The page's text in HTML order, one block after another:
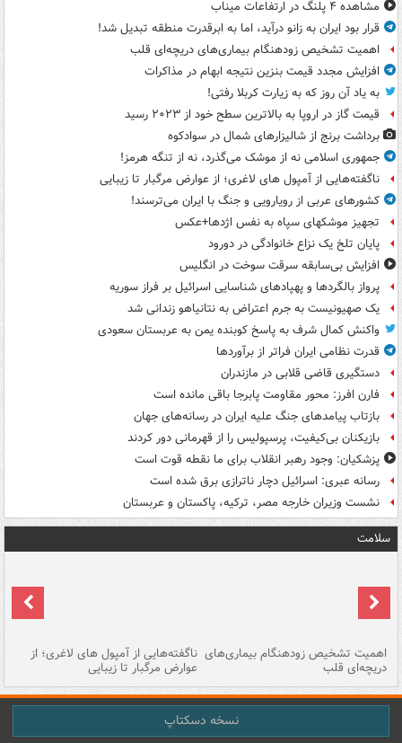
مشاهده ۴ پلنگ در ارتفاعات میناب
قرار بود ایران به زانو درآید، اما به ابرقدرت منطقه تبدیل شد!
اهمیت تشخیص زودهنگام بیماری‌های دریچه‌ای قلب
افزایش مجدد قیمت بنزین نتیجه ابهام در مذاکرات
به یاد آن روز که به زیارت کربلا رفتی!
قیمت گاز در اروپا به بالاترین سطح خود از ۲۰۲۳ رسید
برداشت برنج از شالیزارهای شمال در سوادکوه
جمهوری اسلامی نه از موشک می‌گذرد، نه از تنگه هرمز!
ناگفته‌هایی از آمپول های لاغری؛ از عوارض مرگبار تا زیبایی
کشورهای عربی از رویارویی و جنگ با ایران می‌ترسند!
تجهیز موشکهای سپاه به نفس اژدها+عکس
پایان تلخ یک نزاع خانوادگی در دورود
افزایش بی‌سابقه سرقت سوخت در انگلیس
پرواز بالگردها و پهپادهای شناسایی اسرائیل بر فراز سوریه
یک صهیونیست به جرم اعتراض به نتانیاهو زندانی شد
واکنش کمال شرف به پاسخ کوبنده یمن به عربستان سعودی
قدرت نظامی ایران فراتر از برآوردها
دستگیری قاضی قلابی در مازندران
فارن افرز: محور مقاومت پابرجا باقی مانده است
بازتاب پیامدهای جنگ علیه ایران در رسانه‌های جهان
بازیکنان بی‌کیفیت، پرسپولیس را از قهرمانی دور کردند
پزشکیان: وجود رهبر انقلاب برای ما نقطه قوت است
رسانه عبری: اسرائیل دچار ناترازی برق شده است
نشست وزیران خارجه مصر، ترکیه، پاکستان و عربستان
سلامت
اهمیت تشخیص زودهنگام بیماری‌های
دریچه‌ای قلب
ناگفته‌هایی از آمپول های لاغری؛ از
عوارض مرگبار تا زیبایی
نسخه دسکتاپ